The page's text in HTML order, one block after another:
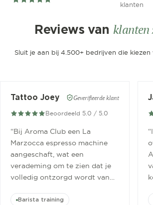
klanten
Reviews van klanten
Sluit je aan bij 4.500+ bedrijven die kiezen
Tattoo Joey Geverifieerde klant
Beoordeeld 5.0 / 5.0
“Bij Aroma Club een La
Marzocca espresso machine
aangeschaft, wat een
verademing om te zien dat je
volledig ontzorgd wordt van
cursus.”
Barista training
“